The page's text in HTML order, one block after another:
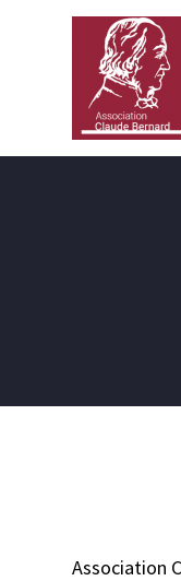
Association